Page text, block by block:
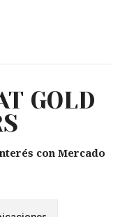
GOLD
con Mercado